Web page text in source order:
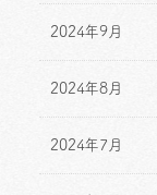
2024年9月
2024年8月
2024年7月